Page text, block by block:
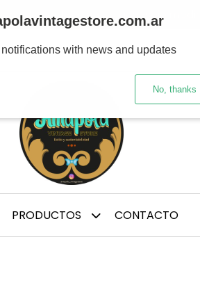
de confección, te aconsejo
PRODUCTOS CONTACTO
with news and updates
No, thanks